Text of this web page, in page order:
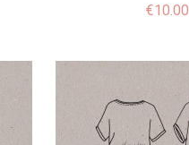
Price
€10.00